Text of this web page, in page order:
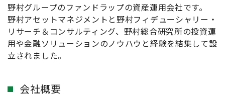
野村グループのファンドラップの資産運用会社です。
野村アセットマネジメントと野村フィデューシャリー・
リサーチ＆コンサルティング、野村総合研究所の投資運
用や金融ソリューションのノウハウと経験を結集して設
立されました。
会社概要